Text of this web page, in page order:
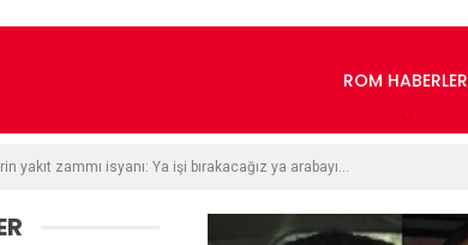
ROM HABERLER
yakıt zammı isyanı: Ya işi bırakacağız ya arabayı…